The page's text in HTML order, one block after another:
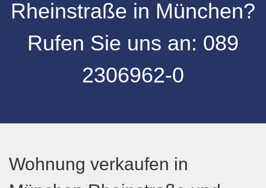
Rheinstraße in München?
Rufen Sie uns an: 089
2306962-0
Wohnung verkaufen in